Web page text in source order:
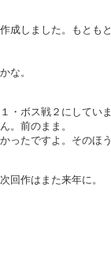
成しました。もとも
な。
・ボス戦２にしていま
。前のまま。
ったですよ。そのほ
回作はまた来年に。